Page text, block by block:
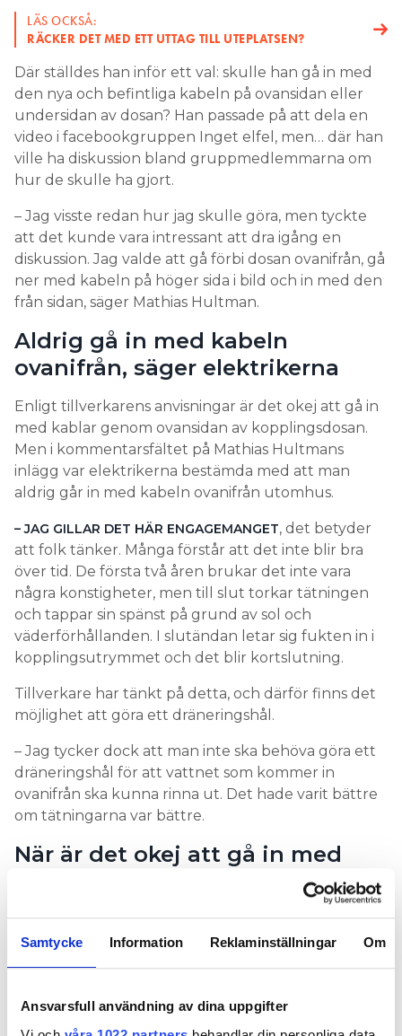
Samtycke Information Reklaminställningar Om
Ansvarsfull användning av dina uppgifter
LÄS OCKSÅ:
RÄCKER DET MED ETT UTTAG TILL UTEPLATSEN?
Där ställdes han inför ett val: skulle han gå in med
den nya och befintliga kabeln på ovansidan eller
undersidan av dosan? Han passade på att dela en
video i facebookgruppen Inget elfel, men… där han
ville ha diskussion bland gruppmedlemmarna om
hur de skulle ha gjort.
– Jag visste redan hur jag skulle göra, men tyckte
att det kunde vara intressant att dra igång en
diskussion. Jag valde att gå förbi dosan ovanifrån, gå
ner med kabeln på höger sida i bild och in med den
från sidan, säger Mathias Hultman.
Aldrig gå in med kabeln
ovanifrån, säger elektrikerna
Enligt tillverkarens anvisningar är det okej att gå in
med kablar genom ovansidan av kopplingsdosan.
Men i kommentarsfältet på Mathias Hultmans
inlägg var elektrikerna bestämda med att man
aldrig går in med kabeln ovanifrån utomhus.
– JAG GILLAR DET HÄR ENGAGEMANGET, det betyder
att folk tänker. Många förstår att det inte blir bra
över tid. De första två åren brukar det inte vara
några konstigheter, men till slut torkar tätningen
och tappar sin spänst på grund av sol och
väderförhållanden. I slutändan letar sig fukten in i
kopplingsutrymmet och det blir kortslutning.
Tillverkare har tänkt på detta, och därför finns det
möjlighet att göra ett dräneringshål.
– Jag tycker dock att man inte ska behöva göra ett
dräneringshål för att vattnet som kommer in
ovanifrån ska kunna rinna ut. Det hade varit bättre
om tätningarna var bättre.
När är det okej att gå in med
SÅ LÄNGE DOSAN SITTER I ETT TORRT UTRYMME,
skyddat från alla former av vatten och fukt, ser inte
Mathias Hultman några problem med att gå in med